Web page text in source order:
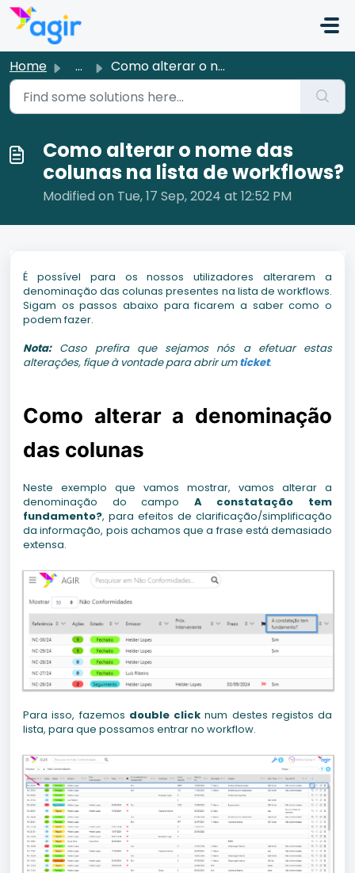
Skip to main content
Home ... Como alterar o nome das colunas na lista de workflows?
Como alterar o nome das
colunas na lista de workflows?
Modified on Tue, 17 Sep, 2024 at 12:52 PM
É possível para os nossos utilizadores alterarem a
denominação das colunas presentes na lista de workflows.
Sigam os passos abaixo para ficarem a saber como o
podem fazer.
Nota: Caso prefira que sejamos nós a efetuar estas
alterações, fique à vontade para abrir umticket.
Como alterar a denominação
das colunas
Neste exemplo que vamos mostrar, vamos alterar a
denominação do campo A constatação tem
fundamento?, para efeitos de clarificação/simplificação
da informação, pois achamos que a frase está demasiado
extensa.
Para isso, fazemos double click num destes registos da
lista, para que possamos entrar no workflow.